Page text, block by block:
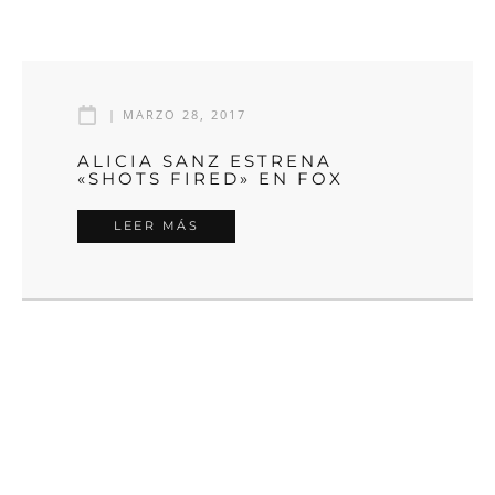
| MARZO 28, 2017
ALICIA SANZ ESTRENA
«SHOTS FIRED» EN FOX
LEER MÁS